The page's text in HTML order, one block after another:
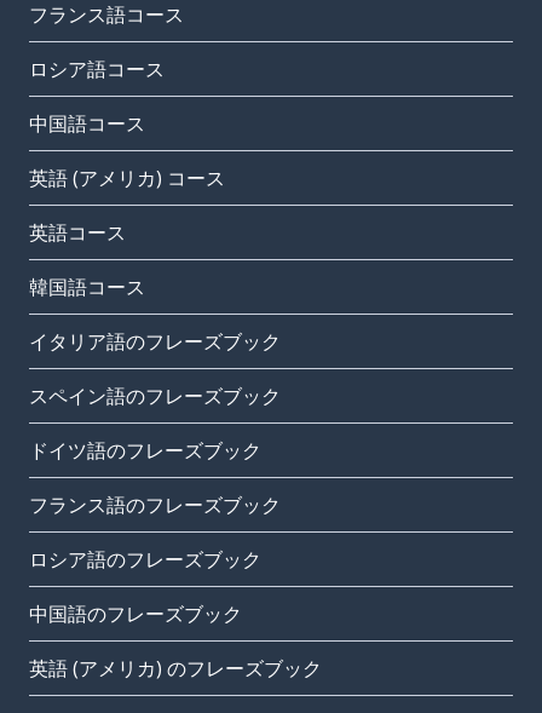
フランス語コース
ロシア語コース
中国語コース
英語 (アメリカ) コース
英語コース
韓国語コース
イタリア語のフレーズブック
スペイン語のフレーズブック
ドイツ語のフレーズブック
フランス語のフレーズブック
ロシア語のフレーズブック
中国語のフレーズブック
英語 (アメリカ) のフレーズブック